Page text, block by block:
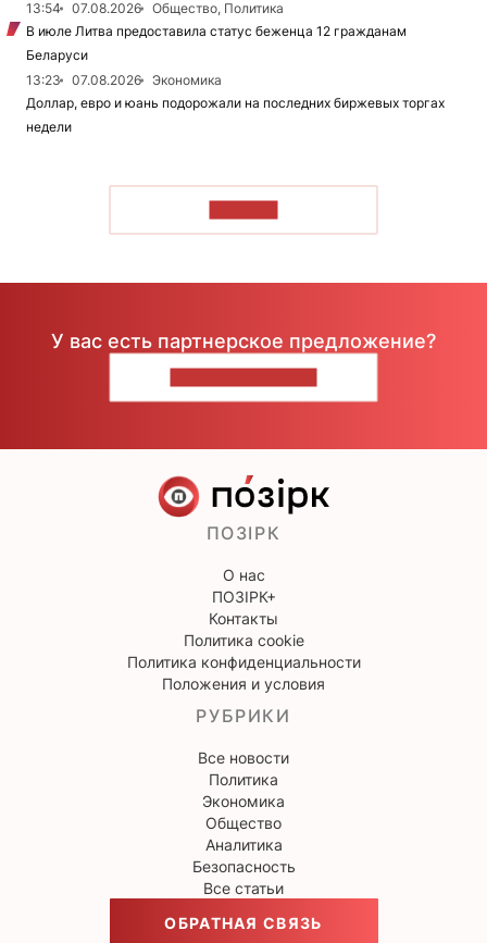
13:54
07.08.2026
Общество, Политика
В июле Литва предоставила статус беженца 12 гражданам
Беларуси
13:23
07.08.2026
Экономика
Доллар, евро и юань подорожали на последних биржевых торгах
недели
У вас есть партнерское предложение?
ПОЗІРК
О нас
ПОЗІРК+
Контакты
Политика cookie
Политика конфиденциальности
Положения и условия
РУБРИКИ
Все новости
Политика
Экономика
Общество
Аналитика
Безопасность
Все статьи
ОБРАТНАЯ СВЯЗЬ